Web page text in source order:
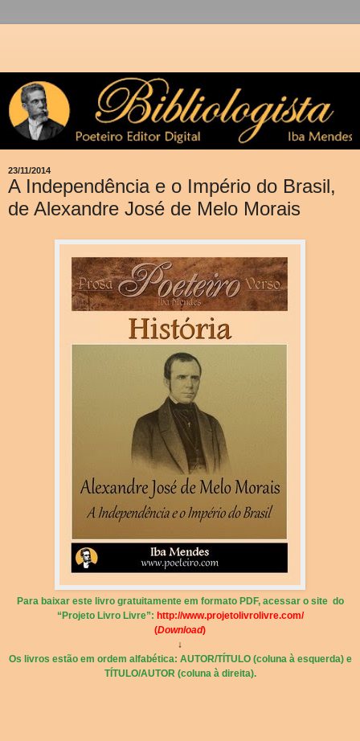
23/11/2014
A Independência e o Império do Brasil,
de Alexandre José de Melo Morais
Para baixar este livro gratuitamente em formato PDF, acessar o site do
“Projeto Livro Livre”: http://www.projetolivrolivre.com/
(Download)
↓
Os livros estão em ordem alfabética: AUTOR/TÍTULO (coluna à esquerda) e
TÍTULO/AUTOR (coluna à direita).